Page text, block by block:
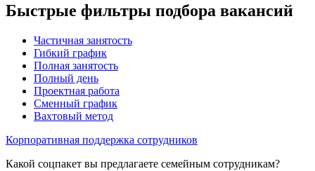
Быстрые фильтры подбора вакансий
Частичная занятость
Гибкий график
Полная занятость
Полный день
Проектная работа
Сменный график
Вахтовый метод
Корпоративная поддержка сотрудников
Какой соцпакет вы предлагаете семейным сотрудникам?